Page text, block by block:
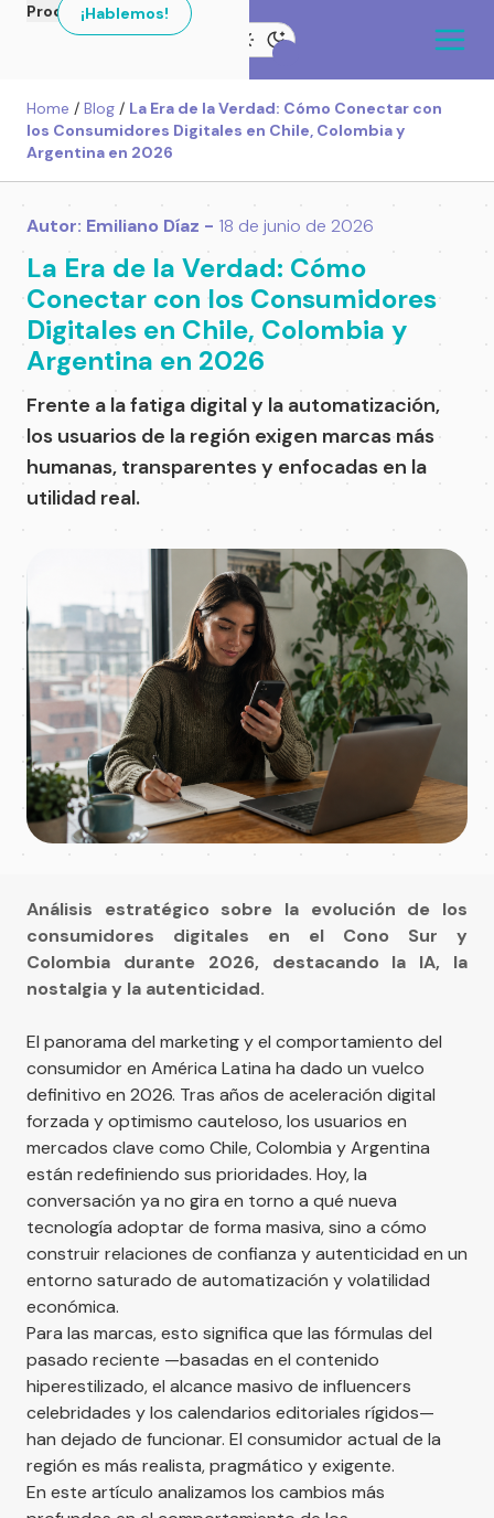
Productos¡Hablemos!
Home / Blog / La Era de la Verdad: Cómo Conectar con
los Consumidores Digitales en Chile, Colombia y
Argentina en 2026
Autor: Emiliano Díaz - 18 de junio de 2026
La Era de la Verdad: Cómo
Conectar con los Consumidores
Digitales en Chile, Colombia y
Argentina en 2026
Frente a la fatiga digital y la automatización,
los usuarios de la región exigen marcas más
humanas, transparentes y enfocadas en la
utilidad real.
Análisis estratégico sobre la evolución de los
consumidores digitales en el Cono Sur y
Colombia durante 2026, destacando la IA, la
nostalgia y la autenticidad.
El panorama del marketing y el comportamiento del
consumidor en América Latina ha dado un vuelco
definitivo en 2026. Tras años de aceleración digital
forzada y optimismo cauteloso, los usuarios en
mercados clave como Chile, Colombia y Argentina
están redefiniendo sus prioridades. Hoy, la
conversación ya no gira en torno a qué nueva
tecnología adoptar de forma masiva, sino a cómo
construir relaciones de confianza y autenticidad en un
entorno saturado de automatización y volatilidad
económica.
Para las marcas, esto significa que las fórmulas del
pasado reciente —basadas en el contenido
hiperestilizado, el alcance masivo de influencers
celebridades y los calendarios editoriales rígidos—
han dejado de funcionar. El consumidor actual de la
región es más realista, pragmático y exigente.
En este artículo analizamos los cambios más